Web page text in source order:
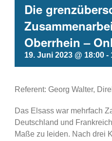
Die
Oberrhein –
19. Juni 2023 @ 18:00 -
Referent: Georg Walter,
Das Elsass war mehrfach
Deutschland und
Maße zu leiden. Nach drei